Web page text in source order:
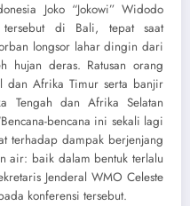
Joko “Jokowi” Widodo
tersebut di Bali, tepat saat
longsor lahar dingin dari
hujan deras. Ratusan orang
dan Afrika Timur serta banjir
Tengah dan Afrika Selatan
bencana ini sekali lagi
terhadap dampak berjenjang
air: baik dalam bentuk terlalu
Jenderal WMO Celeste
konferensi tersebut.